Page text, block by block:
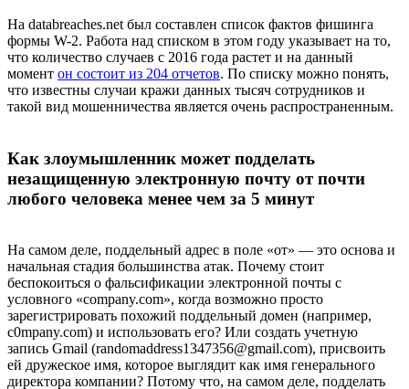
На databreaches.net был составлен список фактов фишинга
формы W-2. Работа над списком в этом году указывает на то,
что количество случаев с 2016 года растет и на данный
момент он состоит из 204 отчетов. По списку можно понять,
что известны случаи кражи данных тысяч сотрудников и
такой вид мошенничества является очень распространенным.
Как злоумышленник может подделать
незащищенную электронную почту от почти
любого человека менее чем за 5 минут
На самом деле, поддельный адрес в поле «от» — это основа и
начальная стадия большинства атак. Почему стоит
беспокоиться о фальсификации электронной почты с
условного «company.com», когда возможно просто
зарегистрировать похожий поддельный домен (например,
c0mpany.com) и использовать его? Или создать учетную
запись Gmail (randomaddress1347356@gmail.com), присвоить
ей дружеское имя, которое выглядит как имя генерального
директора компании? Потому что, на самом деле, подделать